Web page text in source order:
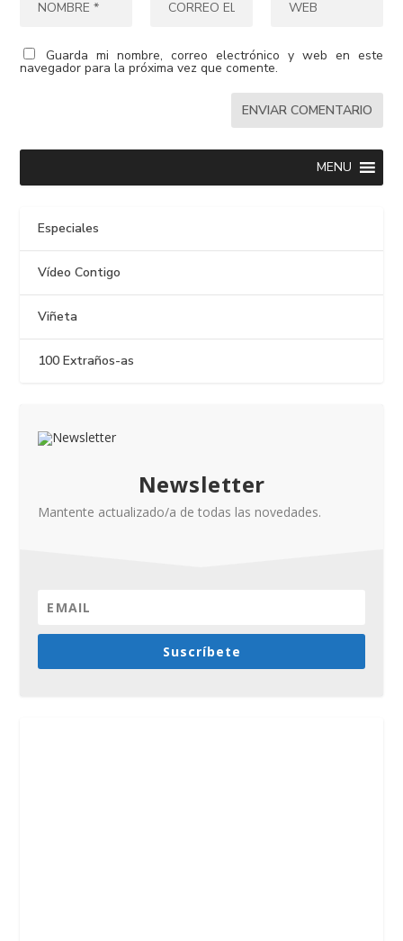
Guarda mi nombre, correo electrónico y web en este
navegador para la próxima vez que comente.
MENU
Especiales
Vídeo Contigo
Viñeta
100 Extraños-as
Newsletter
Mantente actualizado/a de todas las novedades.
Suscríbete